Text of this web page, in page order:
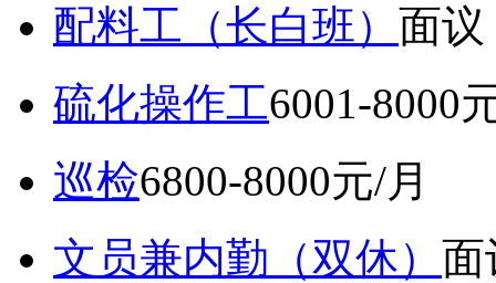
配料工（长白班） 面议
硫化操作工6001-8000
巡检6800-8000元/月
文员兼内勤（双休） 面